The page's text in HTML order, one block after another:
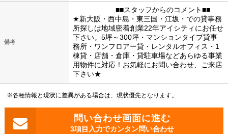
備考
■■スタッフからのコメント■■
★新大阪・西中島・東三国・江坂・での貸事務
所探しは地域密着創業22年アイシティにお任せ
下さい。5坪～300坪・マンションタイプ貸事
務所・ワンフロアー貸・レンタルオフィス・1
棟貸・店舗・倉庫・貸駐車場などあらゆる事業
用物件に対応！お気軽にお問い合わせ、ご来店
下さい★
※各種情報と現状に差異がある場合は、現状優先となります。
3項目入力でカンタン問い合わせ